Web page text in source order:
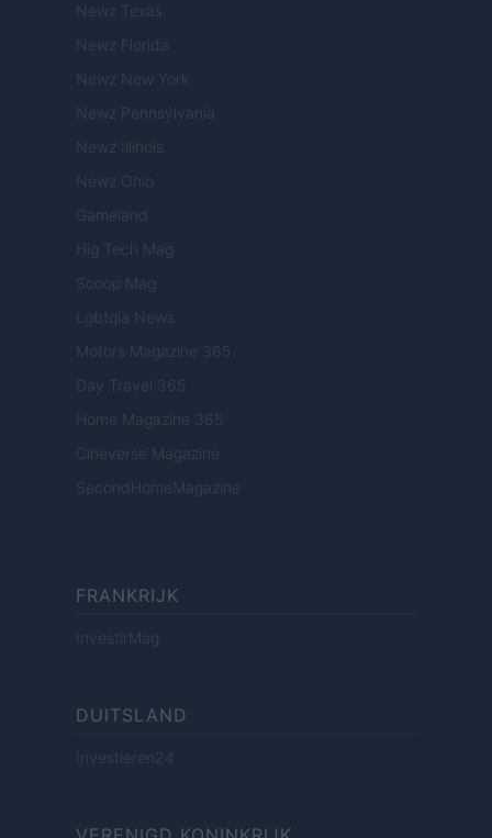
Newz Texas
Newz Florida
Newz New York
Newz Pennsylvania
Newz Illinois
Newz Ohio
Gameland
Hig Tech Mag
Scoop Mag
Lgbtqia News
Motors Magazine 365
Day Travel 365
Home Magazine 365
Cineverse Magazine
SecondHomeMagazine
FRANKRIJK
InvestirMag
DUITSLAND
Investieren24